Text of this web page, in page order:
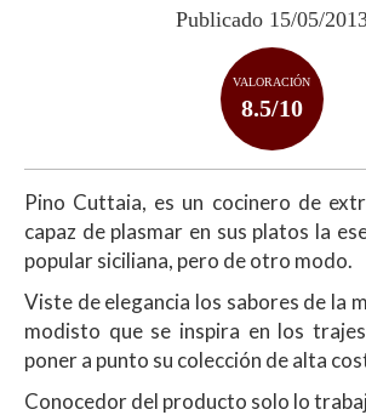
Publicado 15/05/
VALORACIÓN
8.5/10
Pino Cuttaia, es un cocinero de
capaz de plasmar en sus platos la
popular siciliana, pero de otro modo.
Viste de elegancia los sabores de la
modisto que se inspira en los
poner a punto su colección de alta
Conocedor del producto solo lo